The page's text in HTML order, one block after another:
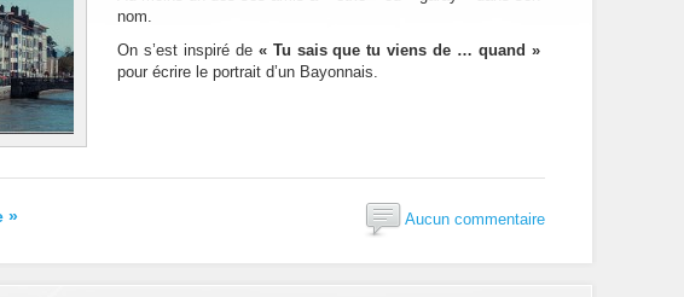
nom.
On s’est inspiré de« Tu sais que tu viens de … quand »
pour écrire le portrait d’un Bayonnais.
» Aucun commentaire